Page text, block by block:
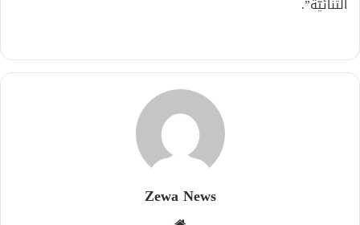
الثنائيّة”.
Zewa News